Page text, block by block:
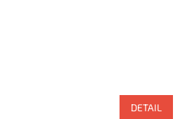
DETAIL